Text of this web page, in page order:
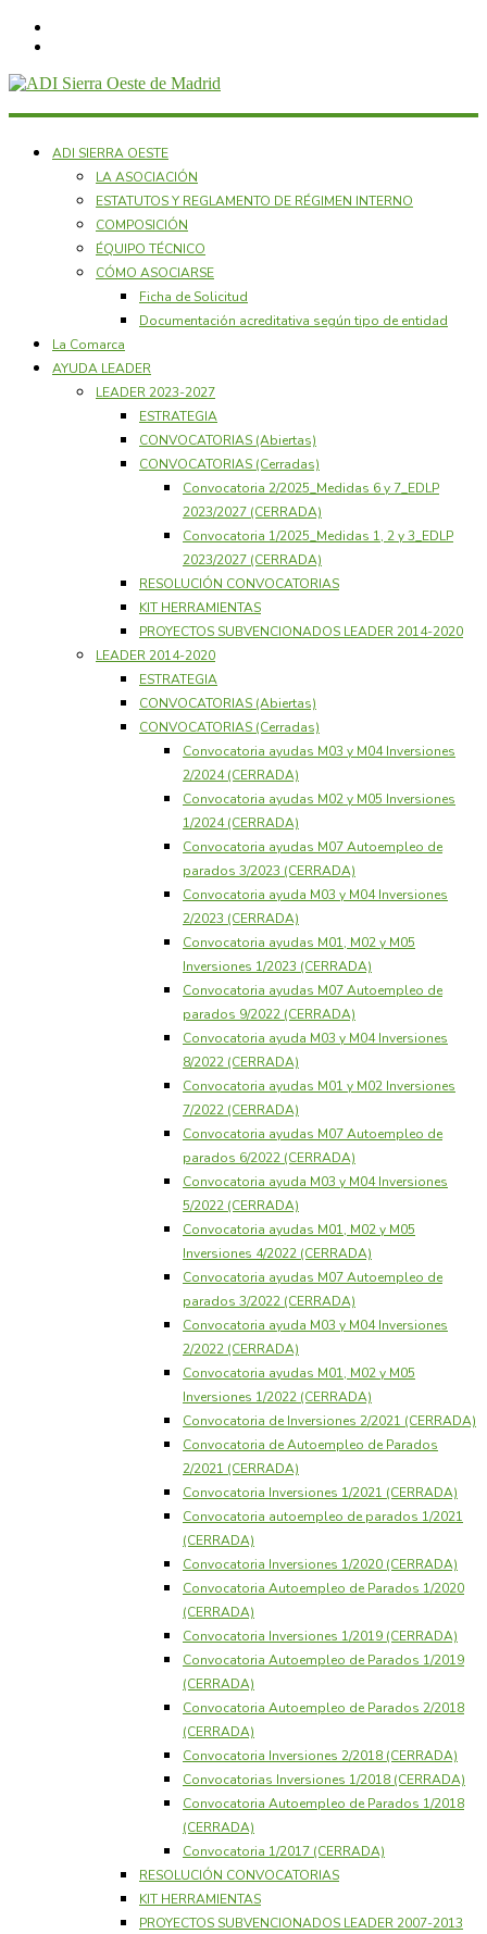
ADI
Sierra
Oeste
de
Madrid
ADI SIERRA OESTE
LA ASOCIACIÓN
ESTATUTOS Y REGLAMENTO DE RÉGIMEN INTERNO
COMPOSICIÓN
ÉQUIPO TÉCNICO
CÓMO ASOCIARSE
Ficha de Solicitud
Documentación acreditativa según tipo de entidad
La Comarca
AYUDA LEADER
LEADER 2023-2027
ESTRATEGIA
CONVOCATORIAS (Abiertas)
CONVOCATORIAS (Cerradas)
Convocatoria 2/2025_Medidas 6 y 7_EDLP
2023/2027 (CERRADA)
Convocatoria 1/2025_Medidas 1, 2 y 3_EDLP
2023/2027 (CERRADA)
RESOLUCIÓN CONVOCATORIAS
KIT HERRAMIENTAS
PROYECTOS SUBVENCIONADOS LEADER 2014-2020
LEADER 2014-2020
ESTRATEGIA
CONVOCATORIAS (Abiertas)
CONVOCATORIAS (Cerradas)
Convocatoria ayudas M03 y M04 Inversiones
2/2024 (CERRADA)
Convocatoria ayudas M02 y M05 Inversiones
1/2024 (CERRADA)
Convocatoria ayudas M07 Autoempleo de
parados 3/2023 (CERRADA)
Convocatoria ayuda M03 y M04 Inversiones
2/2023 (CERRADA)
Convocatoria ayudas M01, M02 y M05
Inversiones 1/2023 (CERRADA)
Convocatoria ayudas M07 Autoempleo de
parados 9/2022 (CERRADA)
Convocatoria ayuda M03 y M04 Inversiones
8/2022 (CERRADA)
Convocatoria ayudas M01 y M02 Inversiones
7/2022 (CERRADA)
Convocatoria ayudas M07 Autoempleo de
parados 6/2022 (CERRADA)
Convocatoria ayuda M03 y M04 Inversiones
5/2022 (CERRADA)
Convocatoria ayudas M01, M02 y M05
Inversiones 4/2022 (CERRADA)
Convocatoria ayudas M07 Autoempleo de
parados 3/2022 (CERRADA)
Convocatoria ayuda M03 y M04 Inversiones
2/2022 (CERRADA)
Convocatoria ayudas M01, M02 y M05
Inversiones 1/2022 (CERRADA)
Convocatoria de Inversiones 2/2021 (CERRADA)
Convocatoria de Autoempleo de Parados
2/2021 (CERRADA)
Convocatoria Inversiones 1/2021 (CERRADA)
Convocatoria autoempleo de parados 1/2021
(CERRADA)
Convocatoria Inversiones 1/2020 (CERRADA)
Convocatoria Autoempleo de Parados 1/2020
(CERRADA)
Convocatoria Inversiones 1/2019 (CERRADA)
Convocatoria Autoempleo de Parados 1/2019
(CERRADA)
Convocatoria Autoempleo de Parados 2/2018
(CERRADA)
Convocatoria Inversiones 2/2018 (CERRADA)
Convocatorias Inversiones 1/2018 (CERRADA)
Convocatoria Autoempleo de Parados 1/2018
(CERRADA)
Convocatoria 1/2017 (CERRADA)
RESOLUCIÓN CONVOCATORIAS
KIT HERRAMIENTAS
PROYECTOS SUBVENCIONADOS LEADER 2007-2013